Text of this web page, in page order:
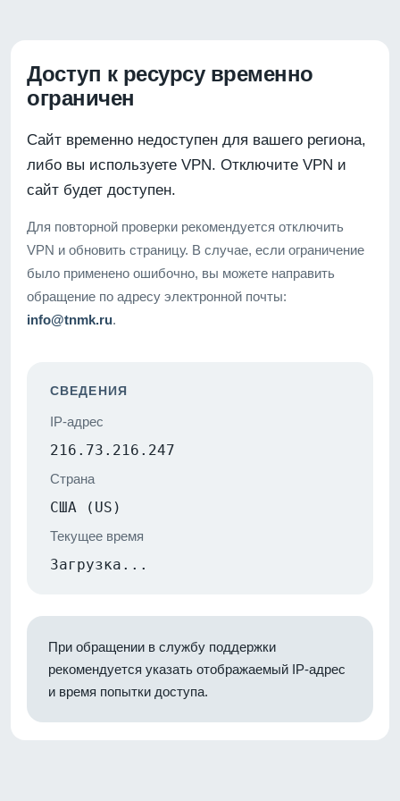
Доступ к ресурсу временно
ограничен
Сайт временно недоступен для вашего региона,
либо вы используете VPN. Отключите VPN и
сайт будет доступен.
Для повторной проверки рекомендуется отключить
VPN и обновить страницу. В случае, если ограничение
было применено ошибочно, вы можете направить
обращение по адресу электронной почты:
info@tnmk.ru.
СВЕДЕНИЯ
IP-адрес
216.73.216.247
Страна
США (US)
Текущее время
Загрузка...
При обращении в службу поддержки
рекомендуется указать отображаемый IP-адрес
и время попытки доступа.